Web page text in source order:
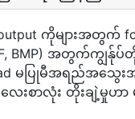
ကိုများအတွက်
BMP) အတွက်ကျွ
မပြုမီအရည်အသွေး
စာလုံး တိုးချဲ့မှုဟာ မူ